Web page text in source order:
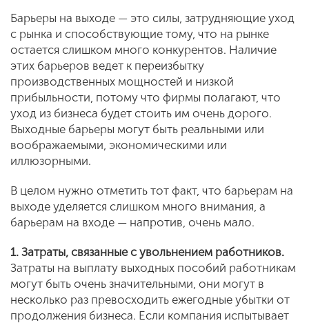
Барьеры на выходе — это силы, затрудняющие уход
с рынка и способствующие тому, что на рынке
остается слишком много конкурентов. Наличие
этих барьеров ведет к переизбытку
производственных мощностей и низкой
прибыльности, потому что фирмы полагают, что
уход из бизнеса будет стоить им очень дорого.
Выходные барьеры могут быть реальными или
воображаемыми, экономическими или
иллюзорными.
В целом нужно отметить тот факт, что барьерам на
выходе уделяется слишком много внимания, а
барьерам на входе — напротив, очень мало.
1. Затраты, связанные с увольнением работников.
Затраты на выплату выходных пособий работникам
могут быть очень значительными, они могут в
несколько раз превосходить ежегодные убытки от
продолжения бизнеса. Если компания испытывает